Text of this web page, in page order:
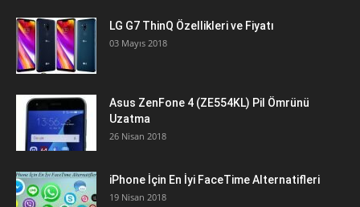
LG G7 ThinQ Özellikleri ve Fiyatı
03 Mayıs 2018
Asus ZenFone 4 (ZE554KL) Pil Ömrünü
Uzatma
26 Nisan 2018
iPhone İçin En İyi FaceTime Alternatifleri
19 Nisan 2018